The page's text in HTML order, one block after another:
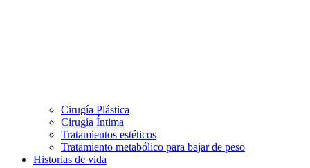
Cirugía Plástica
Cirugía Íntima
Tratamientos estéticos
Tratamiento metabólico para bajar de peso
Historias de vida